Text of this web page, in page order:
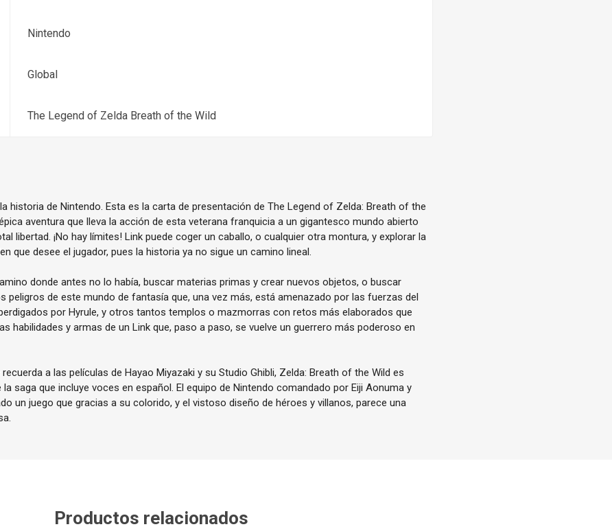
Nintendo
Global
The Legend of Zelda Breath of the Wild
historia de Nintendo. Esta es la carta de presentación de The Legend of Zelda: Breath of the
aventura que lleva la acción de esta veterana franquicia a un gigantesco mundo abierto
libertad. ¡No hay límites! Link puede coger un caballo, o cualquier otra montura, y explorar la
que desee el jugador, pues la historia ya no sigue un camino lineal.
donde antes no lo había, buscar materias primas y crear nuevos objetos, o buscar
peligros de este mundo de fantasía que, una vez más, está amenazado por las fuerzas del
por Hyrule, y otros tantos templos o mazmorras con retos más elaborados que
habilidades y armas de un Link que, paso a paso, se vuelve un guerrero más poderoso en
a las películas de Hayao Miyazaki y su Studio Ghibli, Zelda: Breath of the Wild es
saga que incluye voces en español. El equipo de Nintendo comandado por Eiji Aonuma y
un juego que gracias a su colorido, y el vistoso diseño de héroes y villanos, parece una
Productos relacionados